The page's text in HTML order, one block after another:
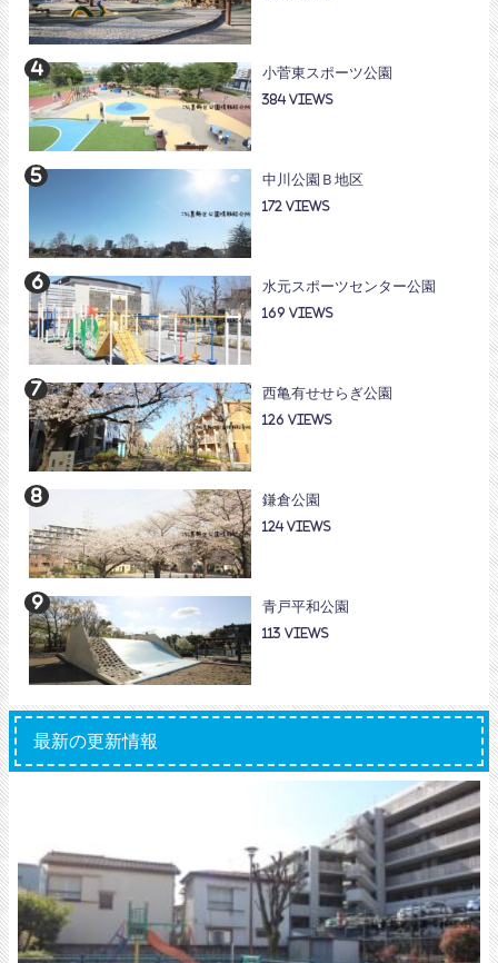
小菅東スポーツ公園
384
中川公園Ｂ地区
172
水元スポーツセンター公園
169
西亀有せせらぎ公園
126
鎌倉公園
124
青戸平和公園
113
最新の更新情報